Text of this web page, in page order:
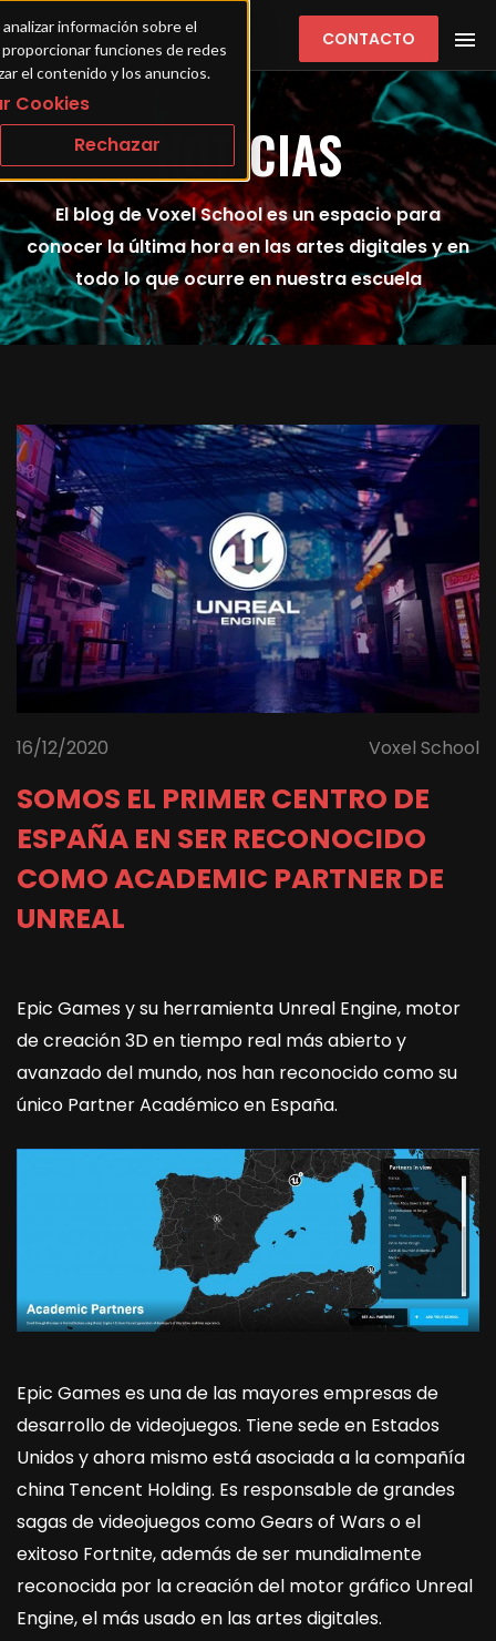
información sobre el
funciones de redes
el contenido y los anuncios.
Cookies
Rechazar
CONTACTO
NOTICIAS
El blog de Voxel School es un espacio para
conocer la última hora en las artes digitales y en
todo lo que ocurre en nuestra escuela
16/12/2020 Voxel School
SOMOS EL PRIMER CENTRO DE
ESPAÑA EN SER RECONOCIDO
COMO ACADEMIC PARTNER DE
UNREAL
Epic Games y su herramienta Unreal Engine, motor
de creación 3D en tiempo real más abierto y
avanzado del mundo, nos han reconocido como su
único Partner Académico en España.
Epic Games es una de las mayores empresas de
desarrollo de videojuegos. Tiene sede en Estados
Unidos y ahora mismo está asociada a la compañía
china Tencent Holding. Es responsable de grandes
sagas de videojuegos como Gears of Wars o el
exitoso Fortnite, además de ser mundialmente
reconocida por la creación del motor gráfico Unreal
Engine, el más usado en las artes digitales.